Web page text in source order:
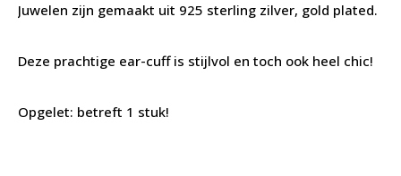
Juwelen zijn gemaakt uit 925 sterling zilver, gold plated.
Deze prachtige ear-cuff is stijlvol en toch ook heel chic!
Opgelet: betreft 1 stuk!